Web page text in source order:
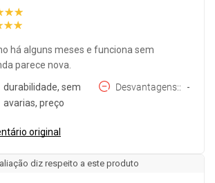
há alguns meses e funciona sem
parece nova.
durabilidade, sem
avarias, preço
Desvantagens: -
original
diz respeito a este produto